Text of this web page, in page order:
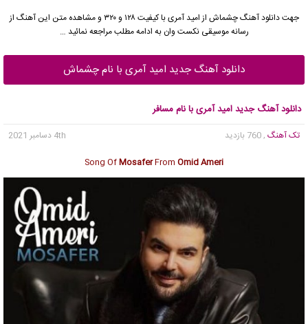
جهت دانلود آهنگ چشماش از امید آمری
با کیفیت ۱۲۸ و ۳۲۰ و مشاهده متن این آهنگ از
رسانه موسیقی نکست وان به ادامه مطلب مراجعه نمائید …
دانلود آهنگ جدید امید آمری با نام چشماش
دانلود آهنگ جدید امید آمری با نام مسافر
تک آهنگ , 760 بازدید
4th دسامبر 2021
Song OfMosaferFrom Omid Ameri